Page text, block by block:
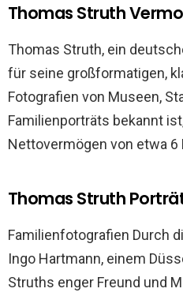
Thomas Struth
Thomas Struth, ein
für seine großformatigen,
Fotografien von Museen,
Familienporträts bekannt
Nettovermögen von etwa 6
Thomas Struth
Familienfotografien Durch
Ingo Hartmann, einem
Struths enger Freund und